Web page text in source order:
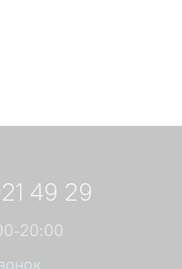
49 29
20:00